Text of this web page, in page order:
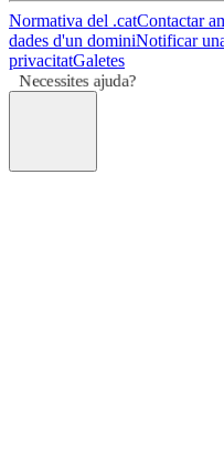
Normativa del .catContactar
dades d'un dominiNotificar
privacitatGaletes
Necessites ajuda?